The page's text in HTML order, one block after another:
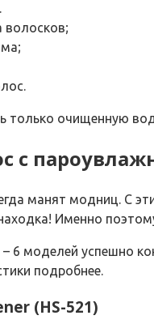
волосков;
только очищенную
с
манят модниц. С
Именно
6 моделей успешно
подробнее.
(HS-521)